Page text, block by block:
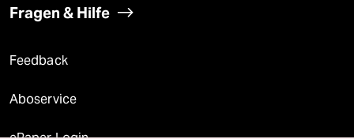
Fragen & Hilfe
Feedback
Aboservice